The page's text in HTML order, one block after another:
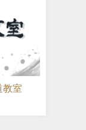
教室